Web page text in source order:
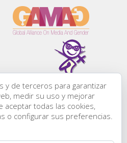
Todos los derechos
reservados:
Comunicación &
Género, ® 2015
y de terceros para garantizar
medir su uso y mejorar
aceptar todas las cookies,
o configurar sus preferencias.